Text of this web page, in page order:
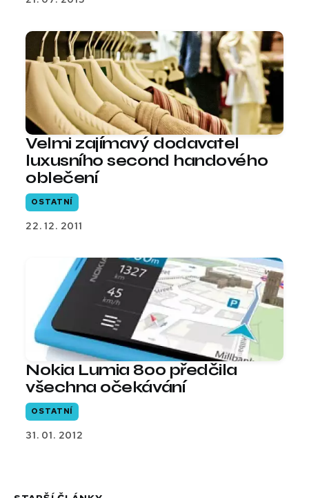
Velmi zajímavý dodavatel
luxusního second handového
oblečení
OSTATNÍ
22. 12. 2011
Nokia Lumia 800 předčila
všechna očekávání
OSTATNÍ
31. 01. 2012